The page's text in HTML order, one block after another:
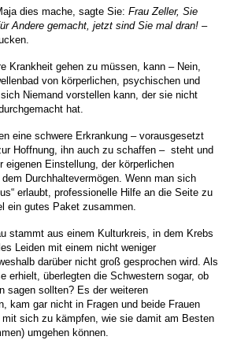
dies mache, sagte Sie: Frau Zeller, Sie
Andere gemacht, jetzt sind Sie mal dran! –
Krankheit gehen zu müssen, kann – Nein,
von körperlichen, psychischen und
Niemand vorstellen kann, der sie nicht
hat.
eine schwere Erkrankung – vorausgesetzt
Hoffnung, ihn auch zu schaffen – steht und
eigenen Einstellung, der körperlichen
Durchhaltevermögen. Wenn man sich
erlaubt, professionelle Hilfe an die Seite zu
ein gutes Paket zusammen.
stammt aus einem Kulturkreis, in dem Krebs
Leiden mit einem nicht weniger
darüber nicht groß gesprochen wird. Als
erhielt, überlegten die Schwestern sogar, ob
sagen sollten? Es der weiteren
kam gar nicht in Fragen und beide Frauen
mit sich zu kämpfen, wie sie damit am Besten
umgehen können.